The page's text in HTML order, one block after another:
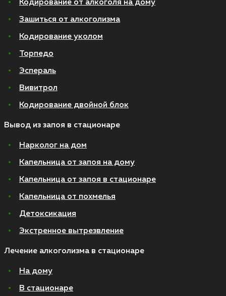
Кодирование от алкоголя на дому
Зашиться от алкоголизма
Кодирование уколом
Торпедо
Эспераль
Вивитрол
Кодирование двойной блок
Вывод из запоя в стационаре
Нарколог на дом
Капельница от запоя на дому
Капельница от запоя в стационаре
Капельница от похмелья
Детоксикация
Экстренное вытрезвление
Лечение алкоголизма в стационаре
На дому
В стационаре